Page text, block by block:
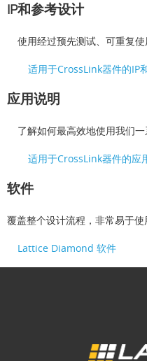
IP和参考设计
使用经过预先测试、可重复
适用于CrossLink器件的IP
应用说明
了解如何最高效地使用我们
适用于CrossLink器件的应
软件
覆盖整个设计流程，非常易于使
Lattice Diamond 软件